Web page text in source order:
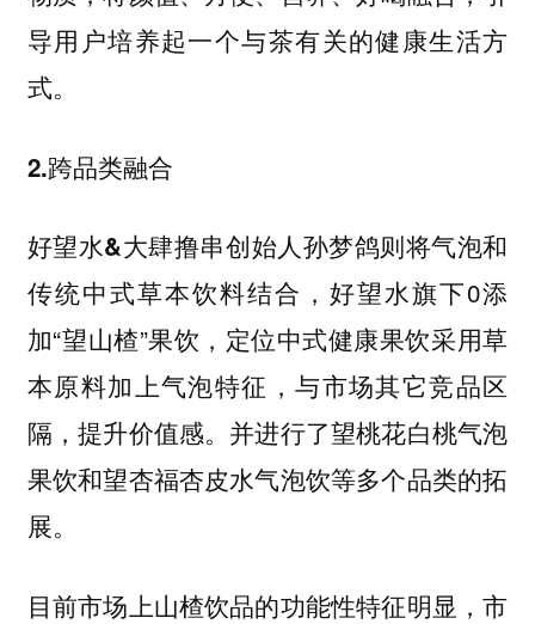
导⽤户培养起⼀个与茶有关的健康⽣活⽅
式。
2.跨品类融合
好望水&大肆撸串创始人孙梦鸽则将气泡和
传统中式草本饮料结合，好望水旗下0添
加“望山楂”果饮，定位中式健康果饮采用草
本原料加上气泡特征，与市场其它竞品区
隔，提升价值感。并进行了望桃花白桃气泡
果饮和望杏福杏皮水气泡饮等多个品类的拓
展。
目前市场上山楂饮品的功能性特征明显，市